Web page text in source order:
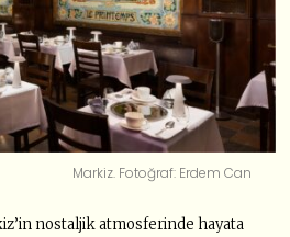
Markiz. Fotoğraf: Erdem Can
nostaljik atmosferinde hayata